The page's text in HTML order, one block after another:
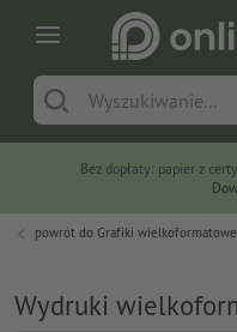
Bez dopłaty: papier z
powrót do Grafiki wielkoformatowe
Wydruki